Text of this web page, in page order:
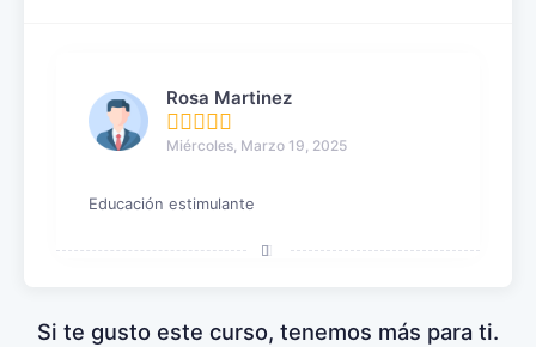
Rosa Martinez
Miércoles, Marzo 19, 2025
Educación estimulante
Si te gusto este curso, tenemos más para ti.